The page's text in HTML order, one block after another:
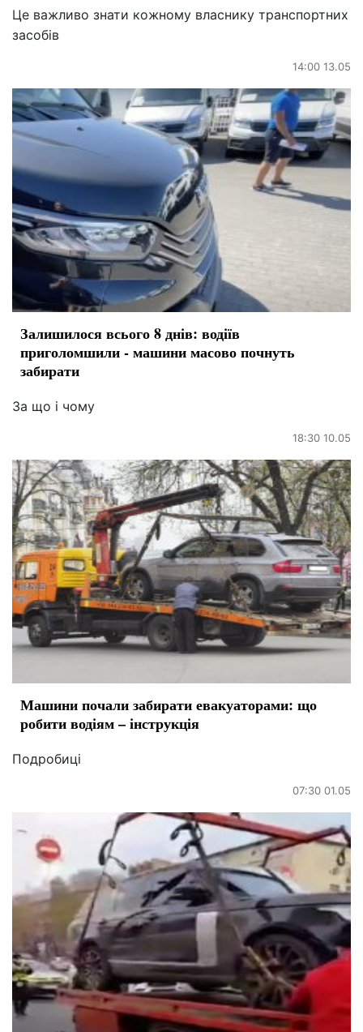
Це важливо знати кожному власнику транспортних
засобів
14:00 13.05
Залишилося всього 8 днів: водіїв
приголомшили - машини масово почнуть
забирати
За що і чому
18:30 10.05
Машини почали забирати евакуаторами: що
робити водіям – інструкція
Подробиці
07:30 01.05